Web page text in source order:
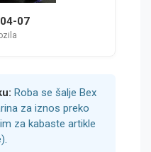
07
Roba se šalje Bex
za iznos preko
za kabaste artikle